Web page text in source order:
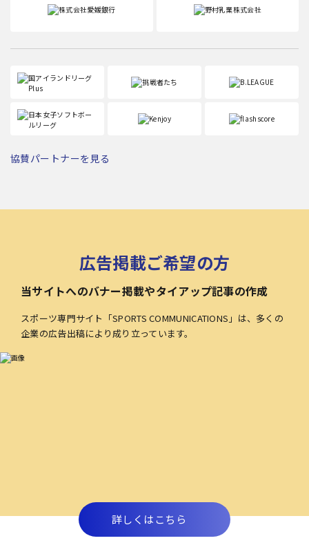
協賛パートナーを見る
広告掲載ご希望の方
当サイトへのバナー掲載やタイアップ記事の作成
スポーツ専門サイト「SPORTS COMMUNICATIONS」は、多くの
企業の広告出稿により成り立っています。
詳しくはこちら